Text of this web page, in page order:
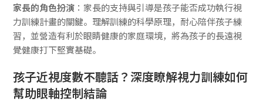
家長的角色扮演 ：家長的支持與引導是孩子能否成功執行視
力訓練計畫的關鍵。理解訓練的科學原理，耐心陪伴孩子練
習，並營造有利於眼睛健康的家庭環境，將為孩子的長遠視
覺健康打下堅實基礎。
孩子近視度數不聽話？深度瞭解視力訓練如何
幫助眼軸控制結論